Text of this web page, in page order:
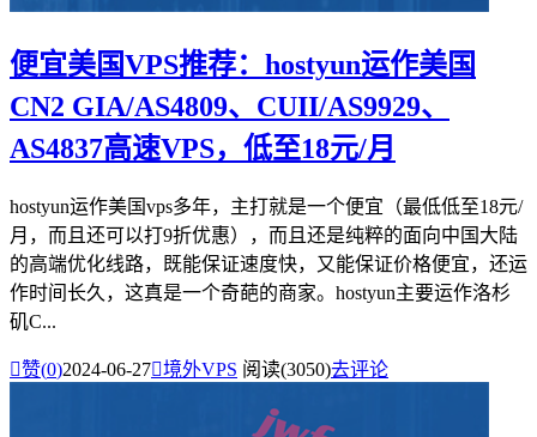
便宜美国VPS推荐：hostyun运作美国
CN2 GIA/AS4809、CUII/AS9929、
AS4837高速VPS，低至18元/月
hostyun运作美国vps多年，主打就是一个便宜（最低低至18元/
月，而且还可以打9折优惠），而且还是纯粹的面向中国大陆
的高端优化线路，既能保证速度快，又能保证价格便宜，还运
作时间长久，这真是一个奇葩的商家。hostyun主要运作洛杉
矶C...
赞(0)2024-06-27境外VPS 阅读(3050)去评论